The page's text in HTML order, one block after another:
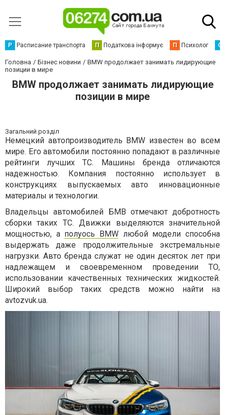
Р Расписание транспорта П Податкова інформує П Психолог С
Головна Бізнес новини
BMW продолжает занимать лидирующие
позиции в мире
BMW продолжает занимать лидирующие
позиции в мире
Загальний розділ
Немецкий автопроизводитель BMW известен во всем
мире. Его автомобили постоянно попадают в различные
рейтинги лучших ТС. Машины бренда отличаются
надежностью. Компания постоянно использует в
конструкциях выпускаемых авто инновационные
материалы и технологии.
Владельцы автомобилей БМВ отмечают добротность
сборки таких ТС. Движки выделяются значительной
мощностью, а полуось BMW любой модели способна
выдержать даже продолжительные экстремальные
нагрузки. Авто бренда служат не один десяток лет при
надлежащем и своевременном проведении ТО,
использовании качественных технических жидкостей.
Широкий выбор таких средств можно найти на
avtozvuk.ua.